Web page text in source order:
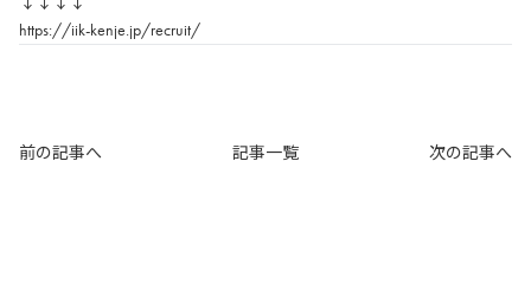
https://iik-kenje.jp/recruit/
前の記事へ 記事一覧 次の記事へ